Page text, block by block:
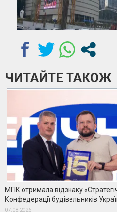
ЧИТАЙТЕ ТАКОЖ
МГІК отримала відзнаку
Конфедерації будівельників
07.08.2026